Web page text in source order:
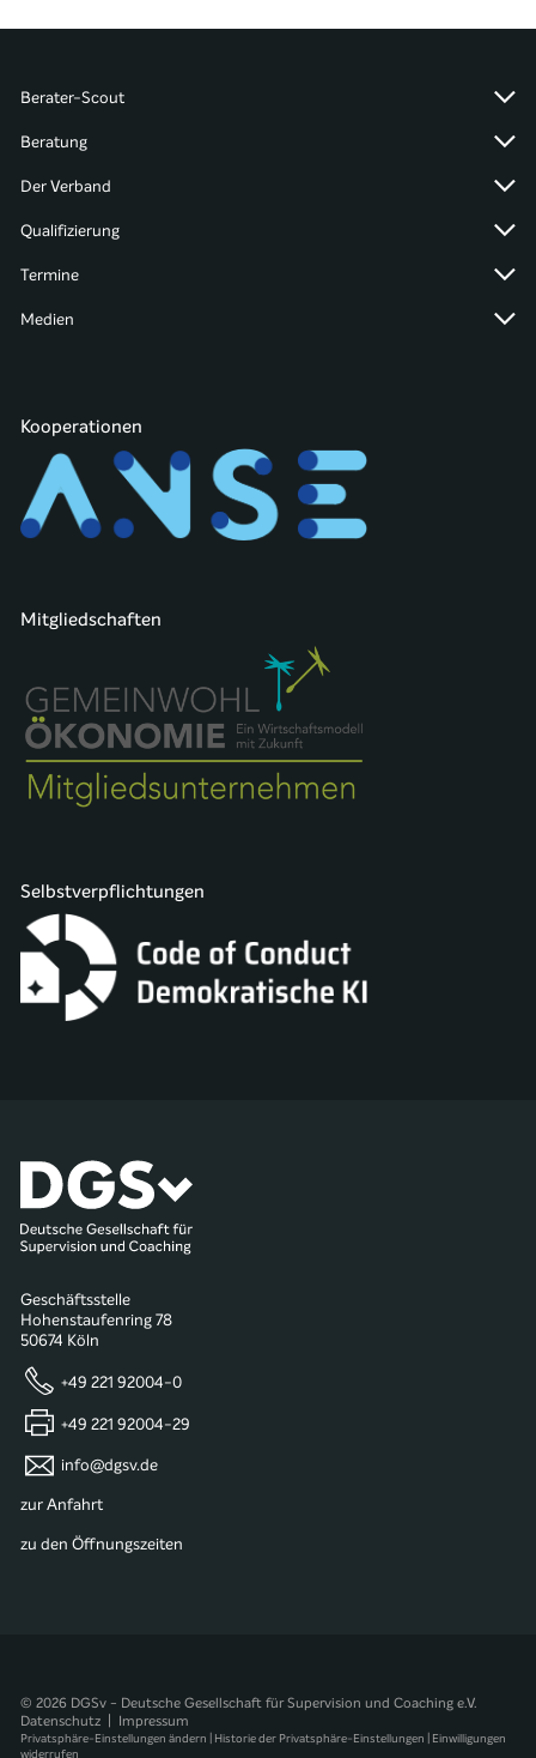
Berater-Scout
Beratung
Der Verband
Qualifizierung
Termine
Medien
Kooperationen
Mitgliedschaften
Selbstverpflichtungen
Geschäftsstelle
Hohenstaufenring 78
50674 Köln
+49 221 92004-0
+49 221 92004-29
info@dgsv.de
zur Anfahrt
zu den Öffnungszeiten
© 2026 DGSv - Deutsche Gesellschaft für Supervision und Coaching e.V.
Datenschutz
Impressum
Privatsphäre-Einstellungen ändern Historie der Privatsphäre-Einstellungen
Einwilligungen
widerrufen